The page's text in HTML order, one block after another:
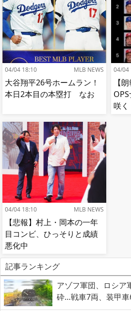
04/04 18:10 MLB NEWS
大谷翔平26号ホームラン！
本日2本目の本塁打 なお
04/04
【
咲く
04/04 18:10 MLB NEWS
【悲報】村上・岡本の一年
目コンビ、ひっそりと成績
悪化中
記事ランキング
アゾフ軍団、ロシア
砕…戦車7両、装甲車